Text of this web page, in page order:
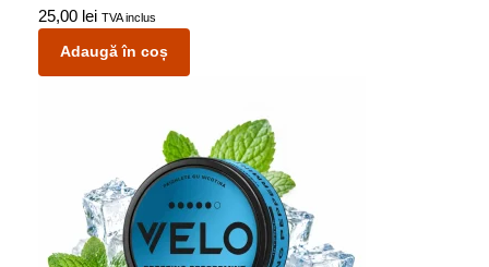
25,00 lei TVA inclus
Adaugă în coș